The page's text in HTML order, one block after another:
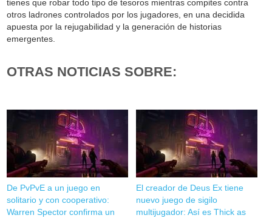
tienes que robar todo tipo de tesoros mientras compites contra
otros ladrones controlados por los jugadores, en una decidida
apuesta por la rejugabilidad y la generación de historias
emergentes.
OTRAS NOTICIAS SOBRE:
De PvPvE a un juego en
solitario y con cooperativo:
Warren Spector confirma un
El creador de Deus Ex tiene
nuevo juego de sigilo
multijugador: Así es Thick as